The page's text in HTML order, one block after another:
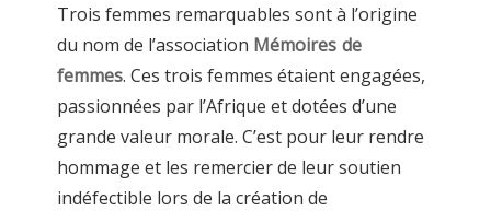
Trois femmes remarquables sont à l’origine
du nom de l’association Mémoires de
femmes. Ces trois femmes étaient engagées,
passionnées par l’Afrique et dotées d’une
grande valeur morale. C’est pour leur rendre
hommage et les remercier de leur soutien
indéfectible lors de la création de